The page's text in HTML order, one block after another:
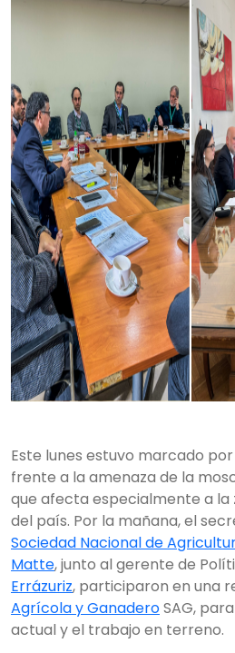
Este lunes estuvo marcado
frente a la amenaza de la
que afecta especialmente a
del país. Por la mañana, el
Sociedad Nacional de
Matte, junto al gerente de
Errázuriz, participaron en una
Agrícola y GanaderoSAG,
actual y el trabajo en terreno.